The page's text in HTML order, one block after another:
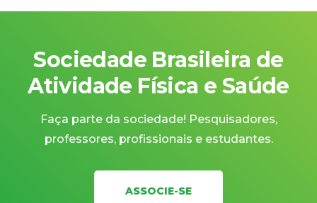
Sociedade Brasileira de
Atividade Física e Saúde
Faça parte da sociedade! Pesquisadores,
professores, profissionais e estudantes.
ASSOCIE-SE